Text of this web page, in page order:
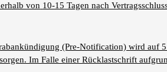
von 10-15 Tagen nach
(Pre-Notification) wird auf
Im Falle einer Rücklastschrift